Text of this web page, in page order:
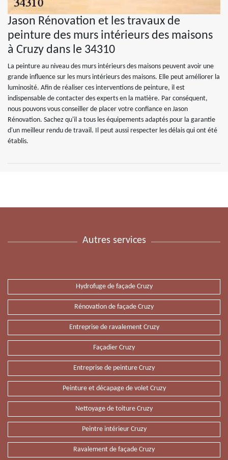
Jason Rénovation et les travaux de
peinture des murs intérieurs des maisons
à Cruzy dans le 34310
La peinture au niveau des murs intérieurs des maisons peuvent avoir une
grande influence sur les murs intérieurs des maisons. Elle peut améliorer la
luminosité. Afin de réaliser ces interventions de peinture, il est
indispensable de contacter des experts en la matière. Par conséquent,
nous pouvons vous conseiller de placer votre confiance en Jason
Rénovation. Sachez qu'il a tous les équipements adaptés pour la garantie
d'un meilleur rendu de travail. Il peut aussi respecter les délais qui ont été
établis.
Autres services
Hydrofuge de façade Cruzy
Rénovation de façade Cruzy
Entreprise de ravalement Cruzy
Façadier Cruzy
Entreprise de peinture Cruzy
Peinture et décapage de volet Cruzy
Nettoyage de toiture Cruzy
Peintre intérieur Cruzy
Ravalement de façade Cruzy